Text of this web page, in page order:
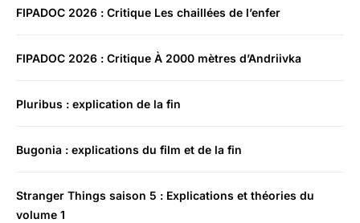
FIPADOC 2026 : Critique Les chaillées de l’enfer
FIPADOC 2026 : Critique À 2000 mètres d’Andriivka
Pluribus : explication de la fin
Bugonia : explications du film et de la fin
Stranger Things saison 5 : Explications et théories du
volume 1